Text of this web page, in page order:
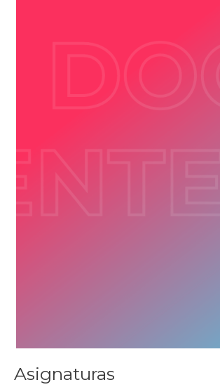
Asignaturas